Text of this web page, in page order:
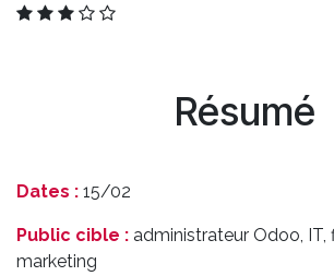
Résumé
Dates : 15/02
Public cible : administrateur Odoo, IT,
marketing